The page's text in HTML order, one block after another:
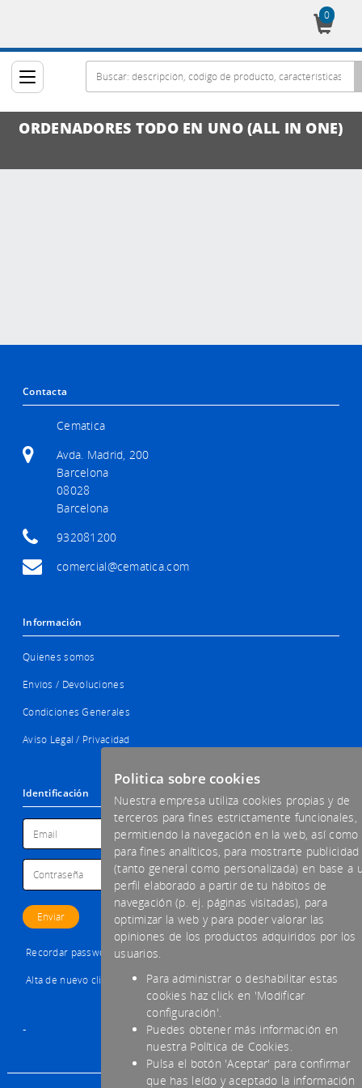
0
ORDENADORES TODO EN UNO (ALL IN ONE)
Contacta
Cematica
Avda. Madrid, 200
Barcelona
08028
Barcelona
932081200
comercial@cematica.com
Información
Quienes somos
Envíos / Devoluciones
Condiciones Generales
Aviso Legal / Privacidad
Identificación
Recordar password
Alta de nuevo cliente
-
Politica sobre cookies
Nuestra empresa utiliza cookies propias y de
terceros para fines estrictamente funcionales,
permitiendo la navegación en la web, así como
para fines analíticos, para mostrarte publicidad
(tanto general como personalizada) en base a
perfil elaborado a partir de tu hábitos de
navegación (p. ej. páginas visitadas), para
optimizar la web y para poder valorar las
opiniones de los productos adquiridos por los
usuarios.
Para administrar o deshabilitar estas
cookies haz click en 'Modificar
configuración'.
Puedes obtener más información en
nuestra Política de Cookies.
Pulsa el botón 'Aceptar' para confirmar
que has leído y aceptado la información